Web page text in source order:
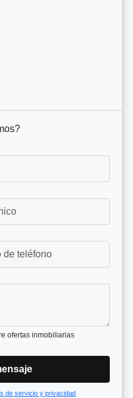
ofertas inmobiliarias
de servicio y privacidad